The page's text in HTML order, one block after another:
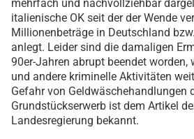
mehrfach und nachvollziehbar
italienische OK seit der der Wende
Millionenbeträge in Deutschland
anlegt. Leider sind die damaligen
90er-Jahren abrupt beendet worden,
und andere kriminelle Aktivitäten
Gefahr von Geldwäschehandlungen
Grundstückserwerb ist dem Artikel
Landesregierung bekannt.